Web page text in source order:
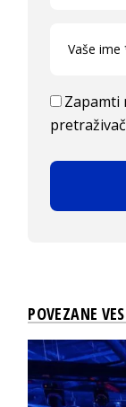
Zapamti
POVEZANE